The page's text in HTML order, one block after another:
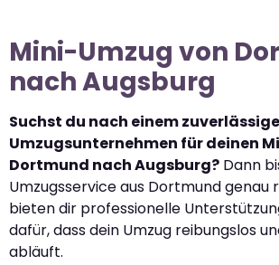
Mini-Umzug von
nach Augsburg
Suchst du nach einem
Umzugsunternehmen für deinen
Dortmund nach Augsburg? Dann
Umzugsservice aus Dortmund genau
bieten dir professionelle
dafür, dass dein Umzug reibungslos
abläuft.